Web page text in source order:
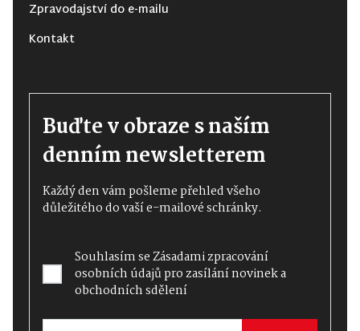
Zpravodajství do e-mailu
Kontakt
Buďte v obraze s naším
denním newsletterem
Každý den vám pošleme přehled všeho
důležitého do vaší e-mailové schránky.
Souhlasím seZásadami zpracování
osobních údajůpro zasílání novinek a
obchodních sdělení